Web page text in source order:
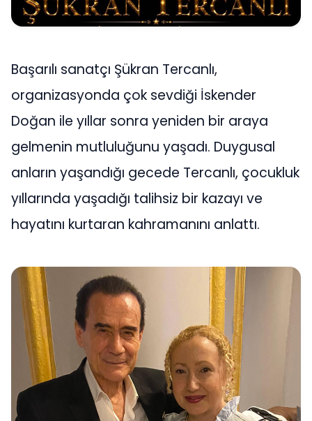
Başarılı sanatçı Şükran Tercanlı,
organizasyonda çok sevdiği İskender
Doğan ile yıllar sonra yeniden bir araya
gelmenin mutluluğunu yaşadı. Duygusal
anların yaşandığı gecede Tercanlı, çocukluk
yıllarında yaşadığı talihsiz bir kazayı ve
hayatını kurtaran kahramanını anlattı.